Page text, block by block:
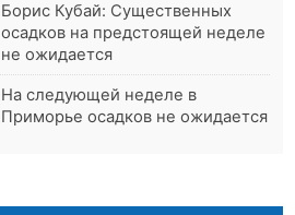
Борис Кубай: Существенных
осадков на предстоящей неделе
не ожидается
На следующей неделе в
Приморье осадков не ожидается